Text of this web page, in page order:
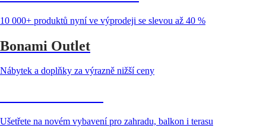
10 000+ produktů nyní ve výprodeji se slevou až 40 %
Bonami Outlet
Nábytek a doplňky za výrazně nižší ceny
Ušetřete na novém vybavení pro zahradu, balkon i terasu